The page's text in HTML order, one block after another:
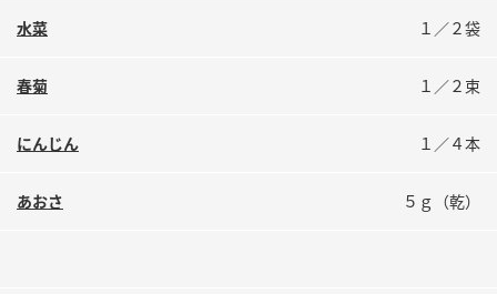
水菜 １／２袋
春菊 １／２束
にんじん １／４本
あおさ ５ｇ（乾）